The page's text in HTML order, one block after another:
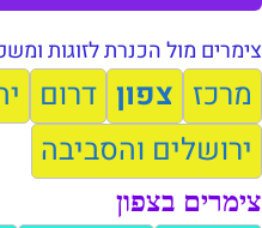
צימרים מול הכנרת לזוגות
מרכז צפון דרום
ירושלים והסביבה
צימרים בצפון